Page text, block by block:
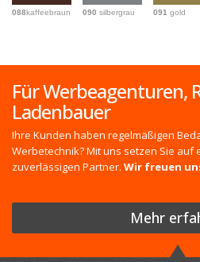
088kaffeebraun 090 silbergrau 091 gold
Für Werbeagenturen,
Ladenbauer
Ihre Kunden haben regelmäßigen
Werbetechnik? Mit uns setzen Sie auf
zuverlässigen Partner. Wir freuen
Mehr